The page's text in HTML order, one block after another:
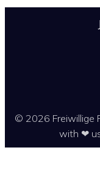
© 2026 Freiwillige
with ❤